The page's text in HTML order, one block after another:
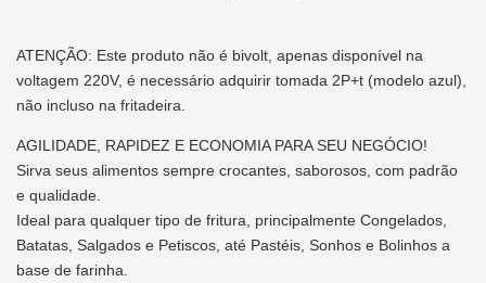
ATENÇÃO: Este produto não é bivolt, apenas disponível na
voltagem 220V, é necessário adquirir tomada 2P+t (modelo azul),
não incluso na fritadeira.
AGILIDADE, RAPIDEZ E ECONOMIA PARA SEU NEGÓCIO!
Sirva seus alimentos sempre crocantes, saborosos, com padrão
e qualidade.
Ideal para qualquer tipo de fritura, principalmente Congelados,
Batatas, Salgados e Petiscos, até Pastéis, Sonhos e Bolinhos a
base de farinha.